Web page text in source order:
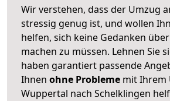
Wir verstehen, dass der Umzug
stressig genug ist, und wollen
helfen, sich keine Gedanken
machen zu müssen. Lehnen Sie
haben garantiert passende
Ihnen ohne Probleme mit Ihrem
Wuppertal nach Schelklingen